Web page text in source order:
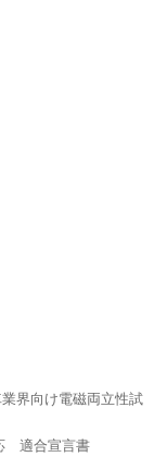
界向け電磁両立性試
適合宣言書